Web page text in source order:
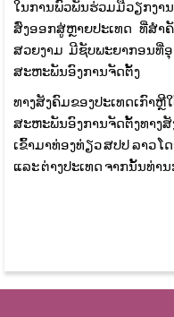
ໃນການພົວພັນຮ່ວມມືວຽກງ
ສົ່ງອອກສູ່ຫຼາຍປະເທດ ທີ່ສຳຄັ
ສວຍງາມ ມີຊັບພະຍາກອນທີ່
ສະຫະພັນອົງການຈັດຕັ້ງ
ທາງສັງຄົມຂອງປະເທດເກົາ
ສະຫະພັນອົງການຈັດຕັ້ງທາງສັ
ເຂົ້າມາທ່ອງທ່ຽວ ສປປ ລາວ
ແລະ ຕ່າງປະເທດ ຈາກນັ້ນທ່